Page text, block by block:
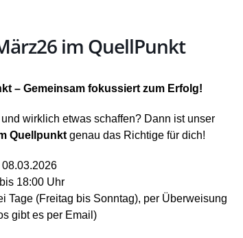
im QuellPunkt
– Gemeinsam fokussiert zum Erfolg!
wirklich etwas schaffen? Dann ist unser
Quellpunktgenau das Richtige für dich!
18:00 Uhr
Tage (Freitag bis Sonntag), per Überweisung
gibt es per Email)